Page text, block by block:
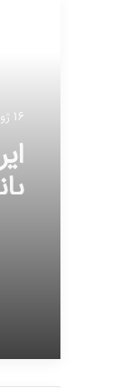
16 ژوئن 2026